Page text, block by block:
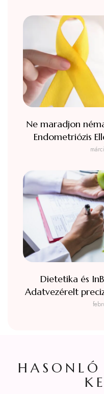
Ne maradjon
Endometriózis
Dietetika és
Adatvezérelt